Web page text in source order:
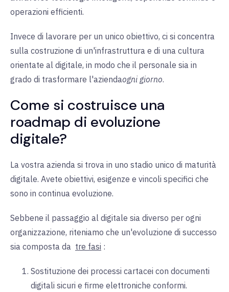
operazioni efficienti.
Invece di lavorare per un unico obiettivo, ci si concentra
sulla costruzione di un'infrastruttura e di una cultura
orientate al digitale, in modo che il personale sia in
grado di trasformare l'aziendaogni giorno.
Come si costruisce una
roadmap di evoluzione
digitale?
La vostra azienda si trova in uno stadio unico di maturità
digitale. Avete obiettivi, esigenze e vincoli specifici che
sono in continua evoluzione.
Sebbene il passaggio al digitale sia diverso per ogni
organizzazione, riteniamo che un'evoluzione di successo
sia composta da tre fasi :
Sostituzione dei processi cartacei con documenti
digitali sicuri e firme elettroniche conformi.